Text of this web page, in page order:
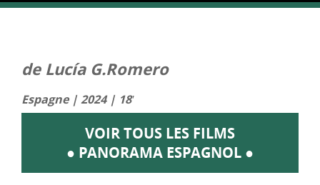
de Lucía G.Romero
Espagne | 2024 | 18′
VOIR TOUS LES FILMS
● PANORAMA ESPAGNOL ●